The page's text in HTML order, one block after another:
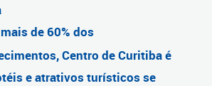
de 60% dos
Centro de Curitiba é
e atrativos turísticos se